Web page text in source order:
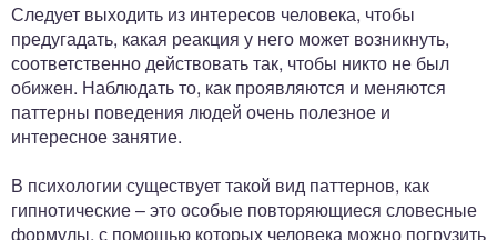
Следует выходить из интересов человека, чтобы
предугадать, какая реакция у него может возникнуть,
соответственно действовать так, чтобы никто не был
обижен. Наблюдать то, как проявляются и меняются
паттерны поведения людей очень полезное и
интересное занятие.
В психологии существует такой вид паттернов, как
гипнотические – это особые повторяющиеся словесные
формулы, с помощью которых человека можно погрузить